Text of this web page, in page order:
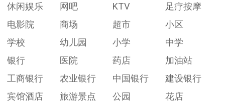
休闲娱乐
网吧 KTV
足疗按摩
电影院
商场 超市
小区
学校
幼儿园 小学
中学
银行
医院 药店
加油站
工商银行
农业银行 中国银行
建设银行
宾馆酒店
旅游景点 公园
花店